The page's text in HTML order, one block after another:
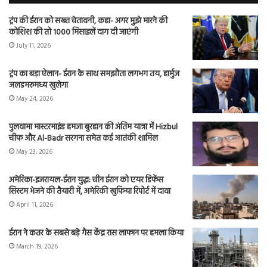
ट्रंप की ईरान को सख्त चेतावनी, कहा- अगर मुझे मारने की
कोशिश की तो 1000 मिसाइलें दाग दी जाएंगी
July 11, 2026
ट्रंप का बड़ा ऐलान- ईरान के साथ समझौता लगभग तय, हार्मुज
जलडमरूमध्य खुलेगा
May 24, 2026
पुलवामा मास्टरमाइंड हमजा बुरहान की अंतिम यात्रा में Hizbul
चीफ और Al-Badr सरगना समेत कई आतंकी शामिल
May 23, 2026
अमेरिका-इजरायल-ईरान युद्ध: चीन ईरान को एयर डिफेंस
सिस्टम भेजने की तैयारी में, अमेरिकी खुफिया रिपोर्ट में दावा
April 11, 2026
ईरान ने कतर के सबसे बड़े गैस केंद्र रास लाफान पर हमला किया
March 19, 2026